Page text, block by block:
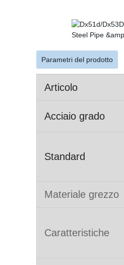
Parametri del prodotto
Articolo
Acciaio grado
Standard
Materiale grezzo
Caratteristiche